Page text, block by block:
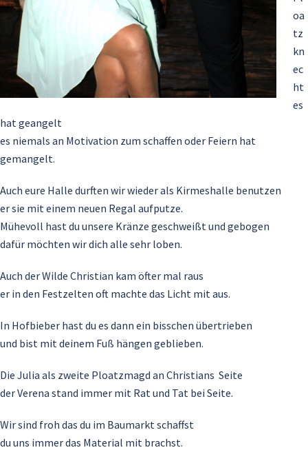
oa
tz
kn
ec
ht
es
hat geangelt
es niemals an Motivation zum schaffen oder Feiern hat
gemangelt.
Auch eure Halle durften wir wieder als Kirmeshalle benutzen
er sie mit einem neuen Regal aufputze.
Mühevoll hast du unsere Kränze geschweißt und gebogen
dafür möchten wir dich alle sehr loben.
Auch der Wilde Christian kam öfter mal raus
er in den Festzelten oft machte das Licht mit aus.
In Hofbieber hast du es dann ein bisschen übertrieben
und bist mit deinem Fuß hängen geblieben.
Die Julia als zweite Ploatzmagd an Christians Seite
der Verena stand immer mit Rat und Tat bei Seite.
Wir sind froh das du im Baumarkt schaffst
du uns immer das Material mit brachst.